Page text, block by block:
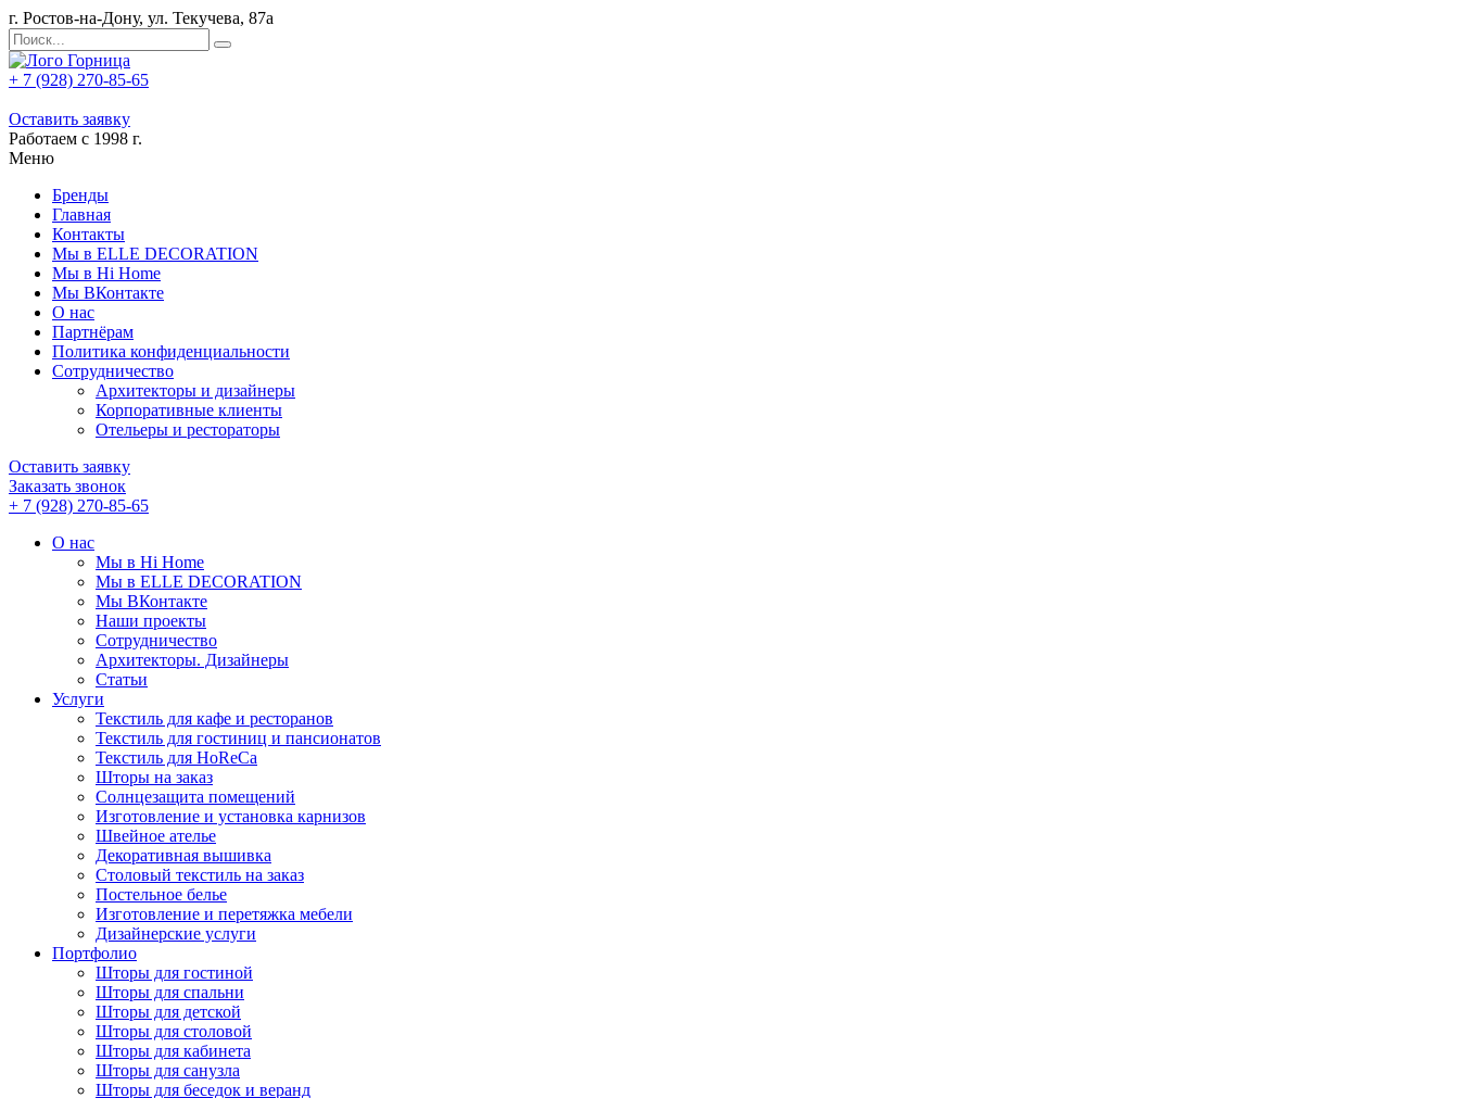
г. Ростов-на-Дону, ул. Текучева, 87а
+ 7 (928) 270-85-65
Оставить заявку
Работаем с 1998 г.
Меню
Бренды
Главная
Контакты
Мы в ELLE DECORATION
Мы в Hi Home
Мы ВКонтакте
О нас
Партнёрам
Политика конфиденциальности
Сотрудничество
Архитекторы и дизайнеры
Корпоративные клиенты
Отельеры и рестораторы
Оставить заявку
Заказать звонок
+ 7 (928) 270-85-65
О нас
Мы в Hi Home
Мы в ELLE DECORATION
Мы ВКонтакте
Наши проекты
Сотрудничество
Архитекторы. Дизайнеры
Статьи
Услуги
Текстиль для кафе и ресторанов
Текстиль для гостиниц и пансионатов
Текстиль для HoReCa
Шторы на заказ
Солнцезащита помещений
Изготовление и установка карнизов
Швейное ателье
Декоративная вышивка
Столовый текстиль на заказ
Постельное белье
Изготовление и перетяжка мебели
Дизайнерские услуги
Портфолио
Шторы для гостиной
Шторы для спальни
Шторы для детской
Шторы для столовой
Шторы для кабинета
Шторы для санузла
Шторы для беседок и веранд